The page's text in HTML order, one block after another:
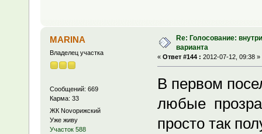
MARINA
Владелец участка
Сообщений: 669
Карма: 33
ЖК Novoрижский
Уже живу
Участок 588
Re: Голосование:
варианта
« Ответ #144 : 2012-07-12, 09:38 »
В первом
любые
просто так